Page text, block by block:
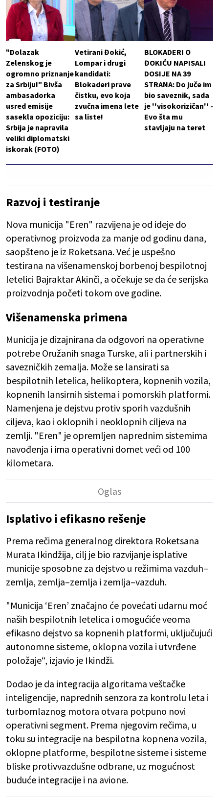
"Dolazak
Zelenskog je
ogromno priznanje
za Srbiju!" Bivša
ambasadorka
usred emisije
sasekla opoziciju:
Srbija je napravila
veliki diplomatski
iskorak (FOTO)
Vetirani Đokić,
Lompar i drugi
kandidati:
Blokaderi prave
čistku, evo koja
zvučna imena lete
sa liste!
BLOKADERI O
ĐOKIĆU NAPISALI
DOSIJE NA 39
STRANA: Do juče im
bio saveznik, sada
je ''visokorizičan'' -
Evo šta mu
stavljaju na teret
Razvoj i testiranje
Nova municija "Eren" razvijena je od ideje do
operativnog proizvoda za manje od godinu dana,
saopšteno je iz Roketsana. Već je uspešno
testirana na višenamenskoj borbenoj bespilotnoj
letelici Bajraktar Akinči, a očekuje se da će serijska
proizvodnja početi tokom ove godine.
Višenamenska primena
Municija je dizajnirana da odgovori na operativne
potrebe Oružanih snaga Turske, ali i partnerskih i
savezničkih zemalja. Može se lansirati sa
bespilotnih letelica, helikoptera, kopnenih vozila,
kopnenih lansirnih sistema i pomorskih platformi.
Namenjena je dejstvu protiv sporih vazdušnih
ciljeva, kao i oklopnih i neoklopnih ciljeva na
zemlji. "Eren" je opremljen naprednim sistemima
navođenja i ima operativni domet veći od 100
kilometara.
Isplativo i efikasno rešenje
Prema rečima generalnog direktora Roketsana
Murata Ikindžija, cilj je bio razvijanje isplative
municije sposobne za dejstvo u režimima vazduh–
zemlja, zemlja–zemlja i zemlja–vazduh.
"Municija ‘Eren’ značajno će povećati udarnu moć
naših bespilotnih letelica i omogućiće veoma
efikasno dejstvo sa kopnenih platformi, uključujući
autonomne sisteme, oklopna vozila i utvrđene
položaje“, izjavio je Ikindži.
Dodao je da integracija algoritama veštačke
inteligencije, naprednih senzora za kontrolu leta i
turbomlaznog motora otvara potpuno novi
operativni segment. Prema njegovim rečima, u
toku su integracije na bespilotna kopnena vozila,
oklopne platforme, bespilotne sisteme i sisteme
bliske protivvazdušne odbrane, uz mogućnost
buduće integracije i na avione.